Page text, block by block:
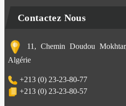
Contactez Nous
11, Chemin Doudou
Algérie
+213 (0) 23-23-80-77
+213 (0) 23-23-80-57